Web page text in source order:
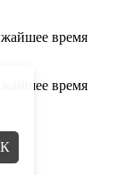
время
время